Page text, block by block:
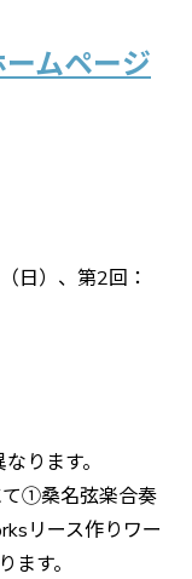
ームページ
日）、第2回：
ります。
①桑名弦楽合奏
リース作りワー
す。